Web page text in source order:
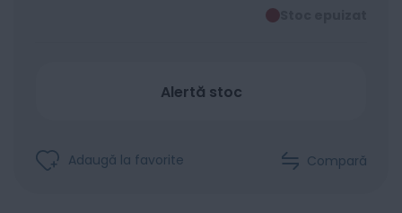
Alertă stoc
Adaugă la favorite Compară